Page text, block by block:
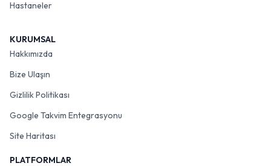
Hastaneler
KURUMSAL
Hakkımızda
Bize Ulaşın
Gizlilik Politikası
Google Takvim Entegrasyonu
Site Haritası
PLATFORMLAR